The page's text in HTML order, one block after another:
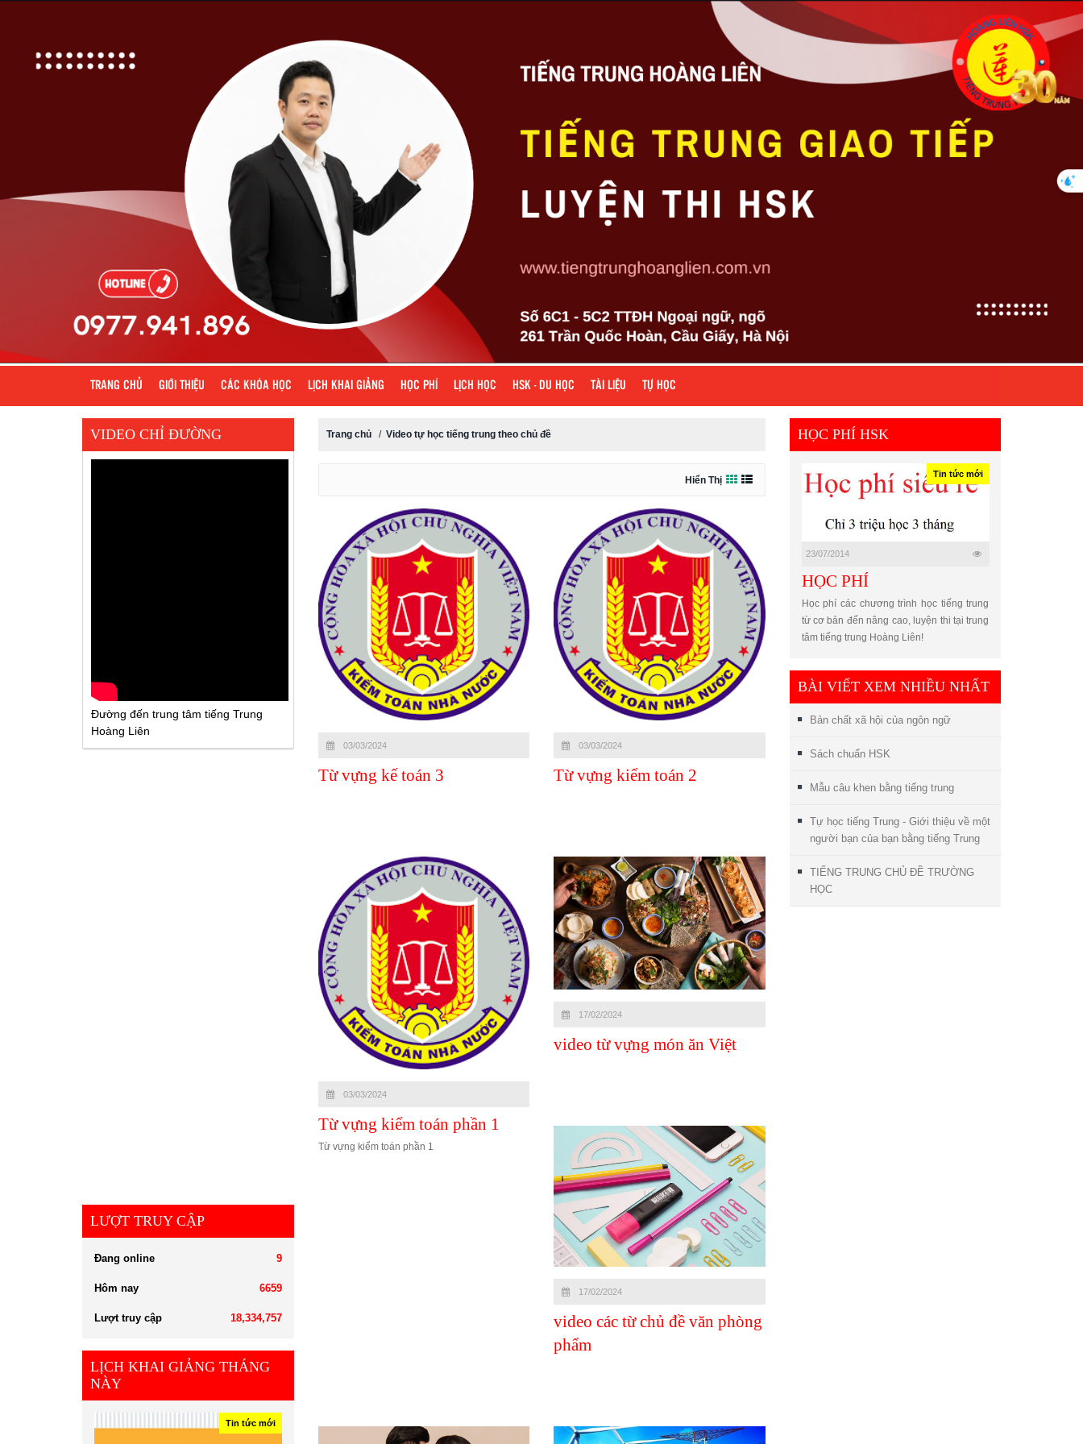
TRANG CHỦ GIỚI THIỆU CÁC KHÓA HỌC LỊCH KHAI GIẢNG HỌC PHÍ LỊCH HỌC HSK - DU HỌC TÀI LIỆU TỰ HỌC
VIDEO CHỈ ĐƯỜNG
Đường đến trung tâm tiếng Trung
Hoàng Liên
LƯỢT TRUY CẬP
Đang online 9
Hôm nay 6659
Lượt truy cập 18,334,757
LỊCH KHAI GIẢNG THÁNG
NÀY
Tin tức mới
Trang chủ/ Video tự học tiếng trung theo chủ đề
Hiển Thị
03/03/2024
Từ vựng kế toán 3
03/03/2024
Từ vựng kiểm toán 2
03/03/2024
Từ vựng kiểm toán phần 1
Từ vựng kiểm toán phần 1
17/02/2024
video từ vựng món ăn Việt
17/02/2024
video các từ chủ đề văn phòng
phẩm
HỌC PHÍ HSK
Tin tức mới
23/07/2014
HỌC PHÍ
Học phí các chương trình học tiếng trung
từ cơ bản đến nâng cao, luyện thi tại trung
tâm tiếng trung Hoàng Liên!
BÀI VIẾT XEM NHIỀU NHẤT
Bản chất xã hội của ngôn ngữ
Sách chuẩn HSK
Mẫu câu khen bằng tiếng trung
Tự học tiếng Trung - Giới thiệu về một
người bạn của bạn bằng tiếng Trung
TIẾNG TRUNG CHỦ ĐỀ TRƯỜNG
HỌC